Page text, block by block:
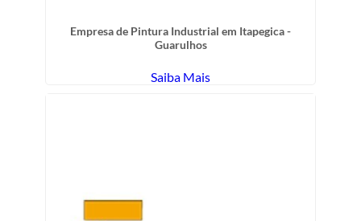
Empresa de Pintura Industrial em Itapegica -
Guarulhos
Saiba Mais